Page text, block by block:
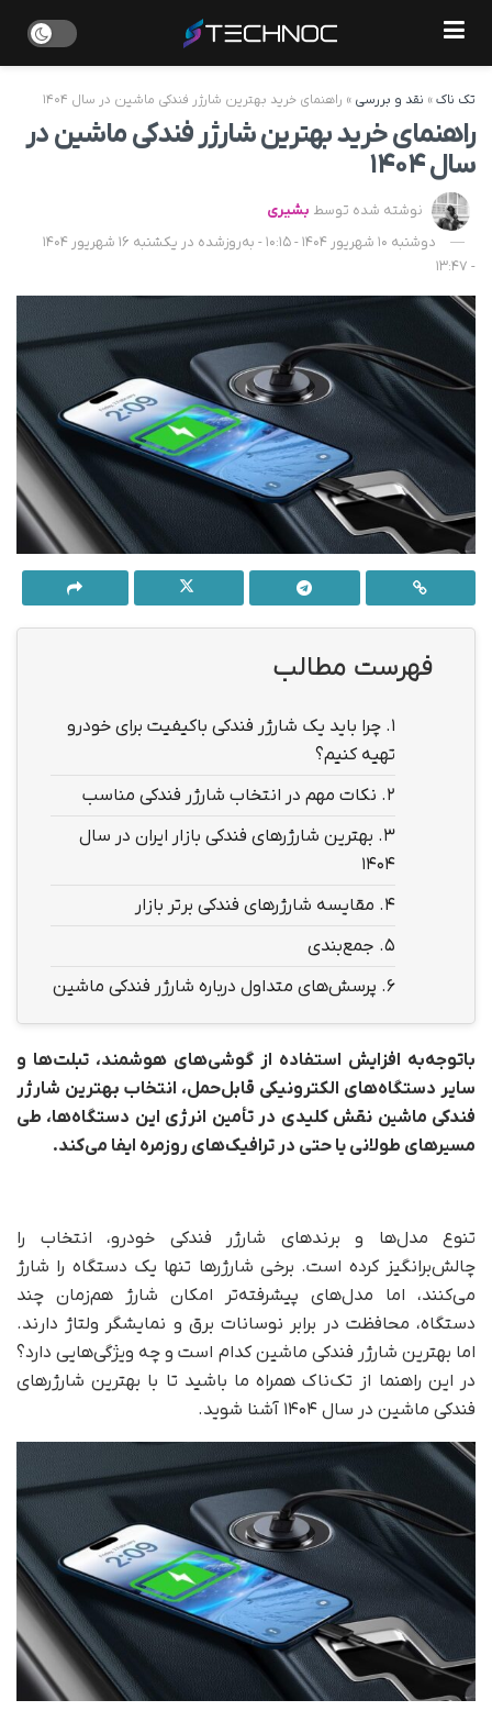
تک ناک» نقد و بررسی » راهنمای خرید بهترین شارژر فندکی ماشین در سال ۱۴۰۴
راهنمای خرید بهترین شارژر فندکی ماشین در
سال ۱۴۰۴
نوشته شده توسط بشیری
دوشنبه 10 شهریور 1404 - 10:15 - به‌روزشده در یکشنبه 16 شهریور 1404
- 13:47
فهرست مطالب
1. چرا باید یک شارژر فندکی باکیفیت برای خودرو
تهیه کنیم؟
2. نکات مهم در انتخاب شارژر فندکی مناسب
3. بهترین شارژرهای فندکی بازار ایران در سال
۱۴۰۴
4. مقایسه شارژرهای فندکی برتر بازار
5. جمع‌بندی
6. پرسش‌های متداول درباره شارژر فندکی ماشین
با‌توجه‌به افزایش استفاده از گوشی‌های هوشمند، تبلت‌ها و
سایر دستگاه‌های الکترونیکی قابل‌حمل، انتخاب بهترین شارژر
فندکی ماشین نقش کلیدی در تأمین انرژی این دستگاه‌ها، طی
مسیرهای طولانی یا حتی در ترافیک‌های روزمره ایفا می‌کند.
تنوع مدل‌ها و برندهای شارژر فندکی خودرو، انتخاب را
چالش‌برانگیز کرده است. برخی شارژرها تنها یک دستگاه را شارژ
می‌کنند، اما مدل‌های پیشرفته‌تر امکان شارژ هم‌زمان چند
دستگاه، محافظت در برابر نوسانات برق و نمایشگر ولتاژ دارند.
اما بهترین شارژر فندکی ماشین کدام است و چه ویژگی‌هایی دارد؟
در این راهنما از تک‌ناک همراه ما باشید تا با بهترین شارژرهای
فندکی ماشین در سال ۱۴۰۴ آشنا شوید.